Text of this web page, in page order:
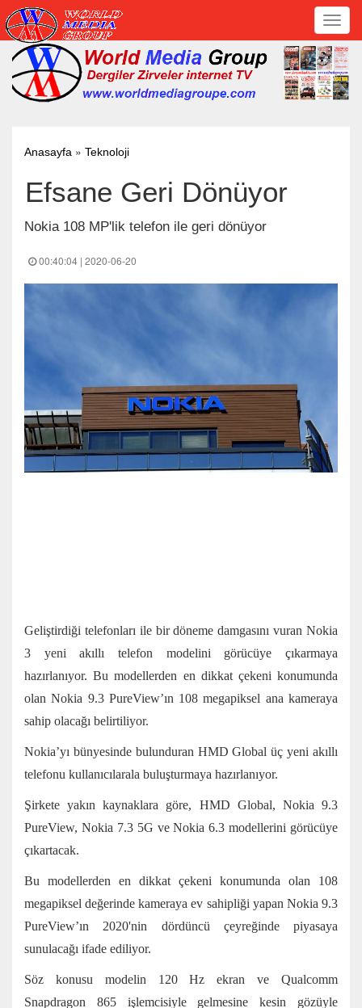
Anasayfa » Teknoloji
Efsane Geri Dönüyor
Nokia 108 MP'lik telefon ile geri dönüyor
00:40:04 | 2020-06-20
Geliştirdiği telefonları ile bir döneme damgasını vuran Nokia
3 yeni akıllı telefon modelini görücüye çıkarmaya
hazırlanıyor. Bu modellerden en dikkat çekeni konumunda
olan Nokia 9.3 PureView’ın 108 megapiksel ana kameraya
sahip olacağı belirtiliyor.
Nokia’yı bünyesinde bulunduran HMD Global üç yeni akıllı
telefonu kullanıcılarala buluşturmaya hazırlanıyor.
Şirkete yakın kaynaklara göre, HMD Global, Nokia 9.3
PureView, Nokia 7.3 5G ve Nokia 6.3 modellerini görücüye
çıkartacak.
Bu modellerden en dikkat çekeni konumunda olan 108
megapiksel değerinde kameraya ev sahipliği yapan Nokia 9.3
PureView’ın 2020'nin dördüncü çeyreğinde piyasaya
sunulacağı ifade ediliyor.
Söz konusu modelin 120 Hz ekran ve Qualcomm
Snapdragon 865 işlemcisiyle gelmesine kesin gözüyle